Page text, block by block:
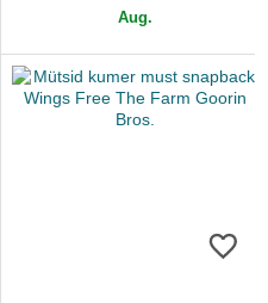
Aug.